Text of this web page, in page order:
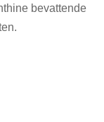
bevattende